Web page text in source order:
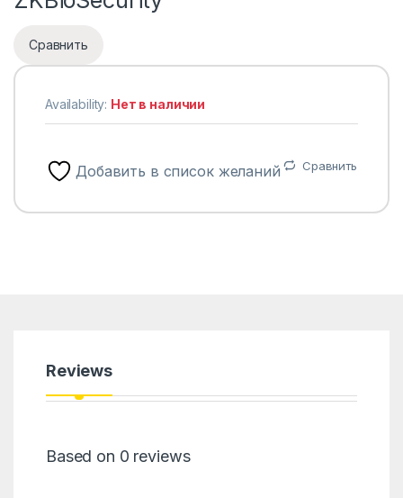
Сравнить
Availability: Нет в наличии
Добавить в список желаний Сравнить
Reviews
Based on 0 reviews